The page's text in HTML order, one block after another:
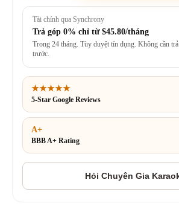
Tài chính qua Synchrony
Trả góp 0% chỉ từ $45.80/tháng
Trong 24 tháng. Tùy duyệt tín dụng. Không cần trả
trước.
★★★★★
5-Star Google Reviews
A+
BBB A+ Rating